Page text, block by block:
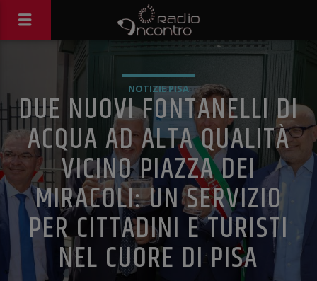
NOTIZIE PISA
DUE NUOVI FONTANELLI DI
ACQUA AD ALTA QUALITÀ
VICINO PIAZZA DEI
MIRACOLI: UN SERVIZIO
PER CITTADINI E TURISTI
NEL CUORE DI PISA